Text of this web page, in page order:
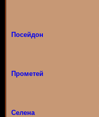
Посейдон
Прометей
Селена